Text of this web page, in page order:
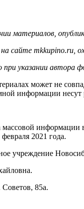
материалов,
сайте mkkupino.ru,
при указании автора
может не
информации несут
массовой
2021 года.
учреждение
85а.